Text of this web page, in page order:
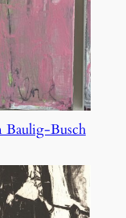
Baulig-Busch